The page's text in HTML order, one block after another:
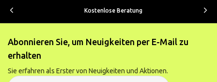
Kostenlose Beratung
Abonnieren Sie, um Neuigkeiten per E-Mail zu
erhalten
Sie erfahren als Erster von Neuigkeiten und Aktionen.